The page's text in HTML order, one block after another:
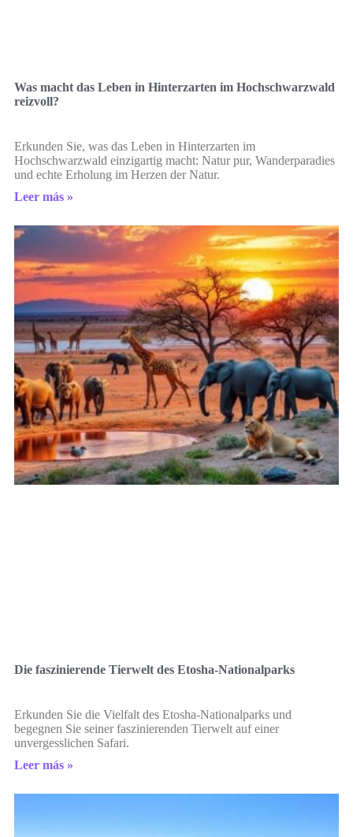
Was macht das Leben in Hinterzarten im Hochschwarzwald
reizvoll?
Erkunden Sie, was das Leben in Hinterzarten im
Hochschwarzwald einzigartig macht: Natur pur, Wanderparadies
und echte Erholung im Herzen der Natur.
Leer más »
Die faszinierende Tierwelt des Etosha-Nationalparks
Erkunden Sie die Vielfalt des Etosha-Nationalparks und
begegnen Sie seiner faszinierenden Tierwelt auf einer
unvergesslichen Safari.
Leer más »